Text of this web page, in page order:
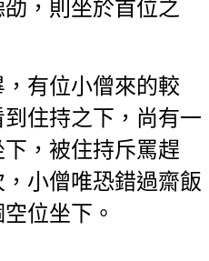
，則坐於首位之
有位小僧來的較
住持之下，尚有一
，被住持斥罵趕
小僧唯恐錯過齋飯
位坐下。